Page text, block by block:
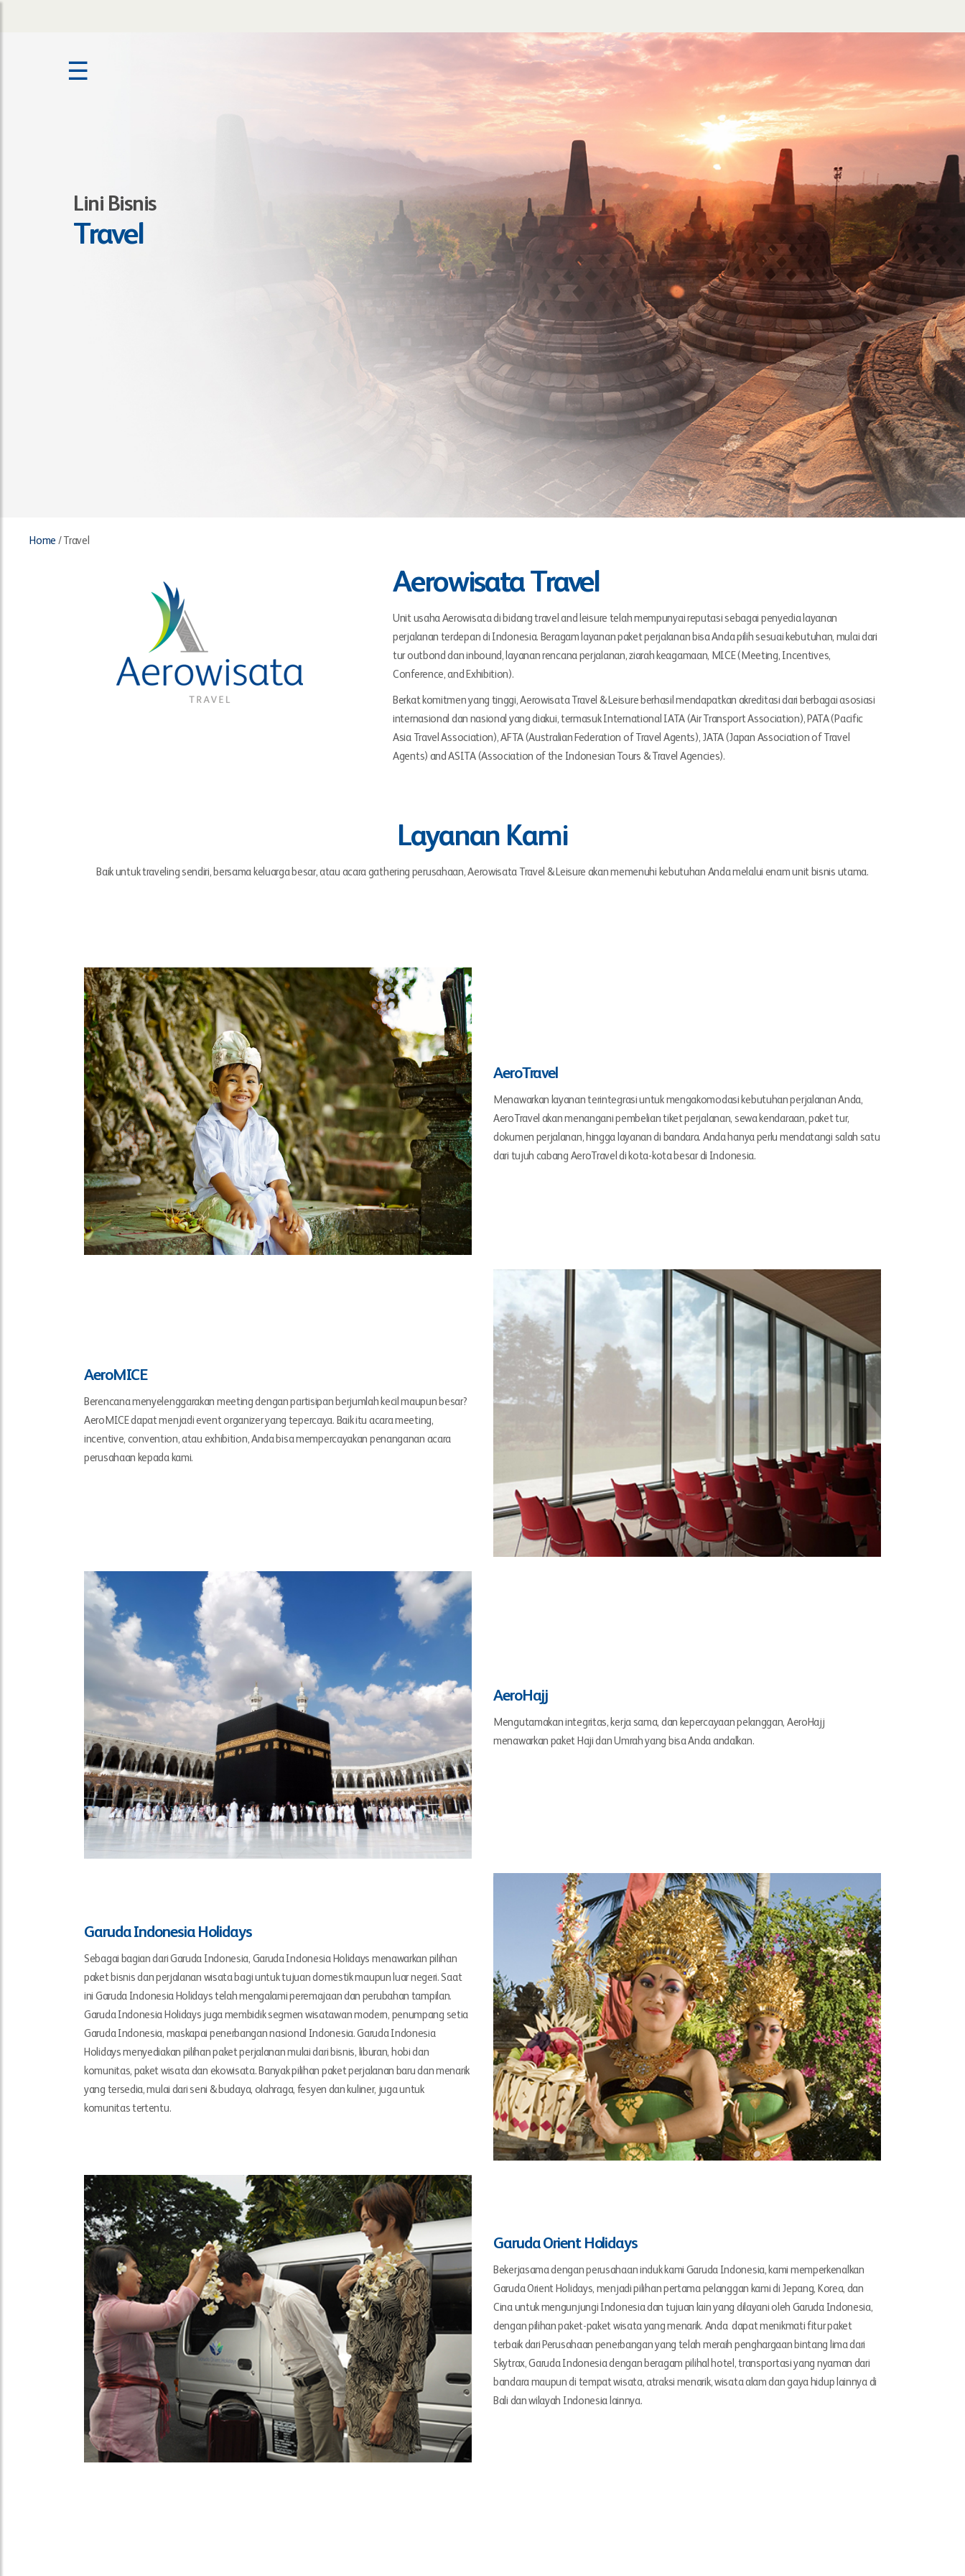
☰
Lini Bisnis
Travel
Home / Travel
Aerowisata Travel
Unit usaha Aerowisata di bidang travel and leisure telah mempunyai reputasi sebagai penyedia layanan
perjalanan terdepan di Indonesia. Beragam layanan paket perjalanan bisa Anda pilih sesuai kebutuhan, mulai dari
tur outbond dan inbound, layanan rencana perjalanan, ziarah keagamaan, MICE (Meeting, Incentives,
Conference, and Exhibition).
Berkat komitmen yang tinggi, Aerowisata Travel & Leisure berhasil mendapatkan akreditasi dari berbagai asosiasi
internasional dan nasional yang diakui, termasuk International IATA (Air Transport Association), PATA (Pacific
Asia Travel Association), AFTA (Australian Federation of Travel Agents), JATA (Japan Association of Travel
Agents) and ASITA (Association of the Indonesian Tours & Travel Agencies).
Layanan Kami
Baik untuk traveling sendiri, bersama keluarga besar, atau acara gathering perusahaan, Aerowisata Travel & Leisure akan memenuhi kebutuhan Anda melalui enam unit bisnis utama.
AeroTravel
Menawarkan layanan terintegrasi untuk mengakomodasi kebutuhan perjalanan Anda,
AeroTravel akan menangani pembelian tiket perjalanan, sewa kendaraan, paket tur,
dokumen perjalanan, hingga layanan di bandara. Anda hanya perlu mendatangi salah satu
dari tujuh cabang AeroTravel di kota-kota besar di Indonesia.
AeroMICE
Berencana menyelenggarakan meeting dengan partisipan berjumlah kecil maupun besar?
AeroMICE dapat menjadi event organizer yang tepercaya. Baik itu acara meeting,
incentive, convention, atau exhibition, Anda bisa mempercayakan penanganan acara
perusahaan kepada kami.
AeroHajj
Mengutamakan integritas, kerja sama, dan kepercayaan pelanggan, AeroHajj
menawarkan paket Haji dan Umrah yang bisa Anda andalkan.
Garuda Indonesia Holidays
Sebagai bagian dari Garuda Indonesia, Garuda Indonesia Holidays menawarkan pilihan
paket bisnis dan perjalanan wisata bagi untuk tujuan domestik maupun luar negeri. Saat
ini Garuda Indonesia Holidays telah mengalami peremajaan dan perubahan tampilan.
Garuda Indonesia Holidays juga membidik segmen wisatawan modern, penumpang setia
Garuda Indonesia, maskapai penerbangan nasional Indonesia. Garuda Indonesia
Holidays menyediakan pilihan paket perjalanan mulai dari bisnis, liburan, hobi dan
komunitas, paket wisata dan ekowisata. Banyak pilihan paket perjalanan baru dan menarik
yang tersedia, mulai dari seni & budaya, olahraga, fesyen dan kuliner, juga untuk
komunitas tertentu.
Garuda Orient Holidays
Bekerjasama dengan perusahaan induk kami Garuda Indonesia, kami memperkenalkan
Garuda Orient Holidays, menjadi pilihan pertama pelanggan kami di Jepang, Korea, dan
Cina untuk mengunjungi Indonesia dan tujuan lain yang dilayani oleh Garuda Indonesia,
dengan pilihan paket-paket wisata yang menarik. Anda dapat menikmati fitur paket
terbaik dari Perusahaan penerbangan yang telah meraih penghargaan bintang lima dari
Skytrax, Garuda Indonesia dengan beragam pilihal hotel, transportasi yang nyaman dari
bandara maupun di tempat wisata, atraksi menarik, wisata alam dan gaya hidup lainnya di
Bali dan wilayah Indonesia lainnya.